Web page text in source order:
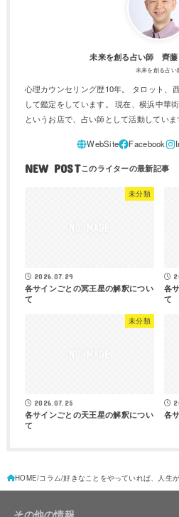
未来を創る占い師 齊藤
未来を創る占い
心理カウンセリング歴10年。 タロット、
して鑑定をしています。 現在、横浜中華
というお店で、占い師として活動していま
NEW POST
未分類
2026.07.29
各サインごとの冥王星の解釈につい
て
各
て
未分類
2026.07.25
各サインごとの天王星の解釈につい
て
各
HOME コラム 好きなことをやっていれば、人生
その他の情報